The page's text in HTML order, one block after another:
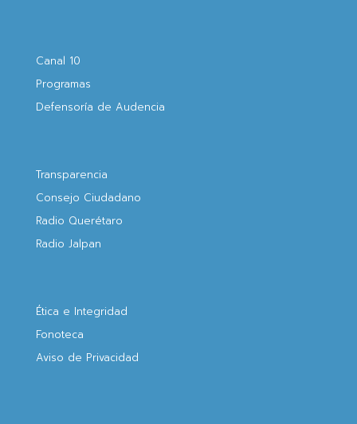
Canal 10
Programas
Defensoría de Audencia
Transparencia
Consejo Ciudadano
Radio Querétaro
Radio Jalpan
Ética e Integridad
Fonoteca
Aviso de Privacidad